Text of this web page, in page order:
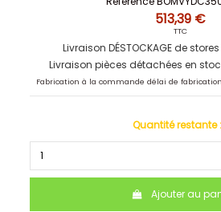
513,39 €
TTC
Livraison DÉSTOCKAGE de
Livraison pièces détachées en
Fabrication à la commande délai de
Quantité restante :
Ajouter au